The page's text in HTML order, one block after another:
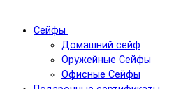
Сейфы
Домашний сейф
Оружейные Сейфы
Офисные Сейфы